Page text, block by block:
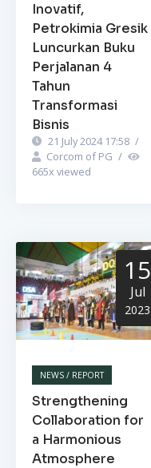
Inovatif,
Petrokimia Gresik
Luncurkan Buku
Perjalanan 4
Tahun
Transformasi
Bisnis
21 July 2024 17:58 /
Corcom of PG /
665x viewed
15
Jul
2023
NEWS / REPORT
Strengthening
Collaboration for
a Harmonious
Atmosphere